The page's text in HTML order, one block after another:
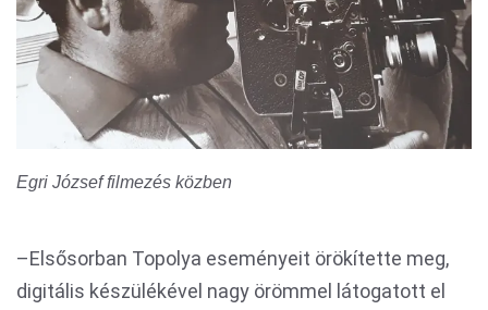
Egri József filmezés közben
–Elsősorban Topolya eseményeit örökítette meg,
digitális készülékével nagy örömmel látogatott el